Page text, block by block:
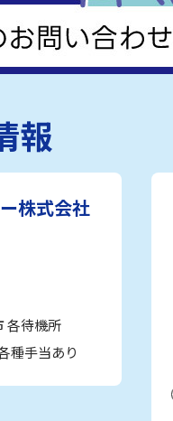
報
株式会社
各待機所
種手当あり